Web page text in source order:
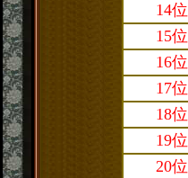
14位
15位
16位
17位
18位
19位
20位